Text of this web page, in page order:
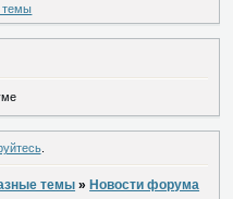
темы
.
темы »Новости форума